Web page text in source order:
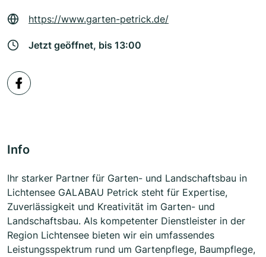
https://www.garten-petrick.de/
Jetzt geöffnet, bis 13:00
Info
Ihr starker Partner für Garten- und Landschaftsbau in
Lichtensee GALABAU Petrick steht für Expertise,
Zuverlässigkeit und Kreativität im Garten- und
Landschaftsbau. Als kompetenter Dienstleister in der
Region Lichtensee bieten wir ein umfassendes
Leistungsspektrum rund um Gartenpflege, Baumpflege,